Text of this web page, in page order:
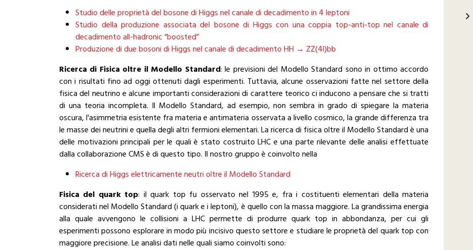
Studio delle proprietà del bosone di Higgs nel canale di decadimento in 4 leptoni
Studio della produzione associata del bosone di Higgs con una coppia top-anti-top nel canale di
decadimento all-hadronic “boosted”
Produzione di due bosoni di Higgs nel canale di decadimento HH → ZZ(4l)bb
Ricerca di Fisica oltre il Modello Standard: le previsioni del Modello Standard sono in ottimo accordo
con i risultati fino ad oggi ottenuti dagli esperimenti. Tuttavia, alcune osservazioni fatte nel settore della
fisica del neutrino e alcune importanti considerazioni di carattere teorico ci inducono a pensare che si tratti
di una teoria incompleta. Il Modello Standard, ad esempio, non sembra in grado di spiegare la materia
oscura, l'asimmetria esistente fra materia e antimateria osservata a livello cosmico, la grande differenza tra
le masse dei neutrini e quella degli altri fermioni elementari. La ricerca di fisica oltre il Modello Standard è una
delle motivazioni principali per le quali è stato costruito LHC e una parte rilevante delle analisi effettuate
dalla collaborazione CMS è di questo tipo. Il nostro gruppo è coinvolto nella
Ricerca di Higgs elettricamente neutri oltre il Modello Standard
Fisica del quark top: il quark top fu osservato nel 1995 e, fra i costituenti elementari della materia
considerati nel Modello Standard (i quark e i leptoni), è quello con la massa maggiore. La grandissima energia
alla quale avvengono le collisioni a LHC permette di produrre quark top in abbondanza, per cui gli
esperimenti possono esplorare in modo più incisivo questo settore e studiare le proprietà del quark top con
maggiore precisione. Le analisi dati nelle quali siamo coinvolti sono: